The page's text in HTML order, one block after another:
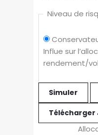
Niveau de
Influe sur
rendement/
Simuler
Télécharger